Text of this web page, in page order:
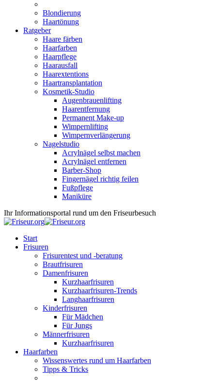
Blondierung
Haartönung
Ratgeber
Haare färben
Haarfarben
Haarpflege
Haarausfall
Haarextentions
Haartransplantation
Kosmetik-Studio
Augenbrauenlifting
Haarentfernung
Permanent Make-up
Wimpernlifting
Wimpernverlängerung
Nagelstudio
Acrylnägel selbst machen
Acrylnägel entfernen
Barber-Shop
Fingernägel richtig feilen
Fußpflege
Maniküre
Ihr Informationsportal rund um den Friseurbesuch
Start
Frisuren
Frisurentest und -beratung
Brautfrisuren
Damenfrisuren
Kurzhaarfrisuren
Kurzhaarfrisuren-Trends
Langhaarfrisuren
Kinderfrisuren
Für Mädchen
Für Jungs
Männerfrisuren
Kurzhaarfrisuren
Haarfarben
Wissenswertes rund um Haarfarben
Tipps & Tricks